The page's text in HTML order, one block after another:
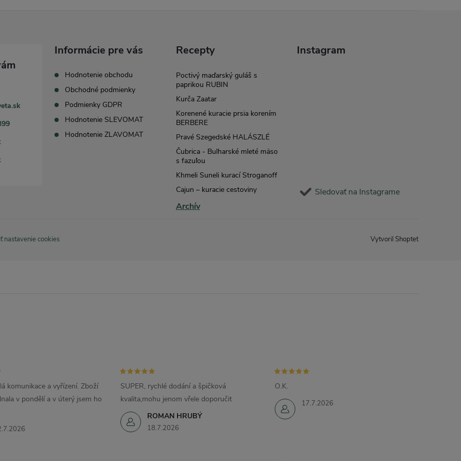
Informácie pre vás
Hodnotenie obchodu
Obchodné podmienky
Podmienky GDPR
Hodnotenie SLEVOMAT
Hodnotenie ZLAVOMAT
Recepty
Poctivý maďarský guláš s
paprikou RUBIN
Kurča Zaatar
Korenené kuracie prsia korením
BERBERE
Pravé Szegedské HALÁSZLÉ
Čubrica - Bulharské mleté mäso
s fazuľou
Khmeli Suneli kurací Stroganoff
Cajun – kuracie cestoviny
Archív
Instagram
Sledovať na Instagrame
Vytvoril Shoptet
nastavenie cookies
komunikace a vyřízení. Zboží
v pondělí a v úterý jsem ho
ROMAN HRUBÝ
18.7.2026
SUPER, rychlé dodání a špičková
kvalita,mohu jenom vřele doporučit
17.7.2026
O.K.